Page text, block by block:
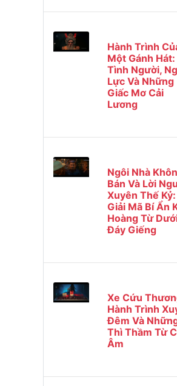
Hành Trình
Một Gánh Hát:
Tình Người,
Lực Và Những
Giấc Mơ Cải
Lương
Ngôi Nhà
Bán Và Lời
Xuyên Thế Kỷ:
Giải Mã Bí Ẩn
Hoàng Từ
Đáy Giếng
Xe Cứu
Hành Trình
Đêm Và
Thì Thầm Từ
Âm